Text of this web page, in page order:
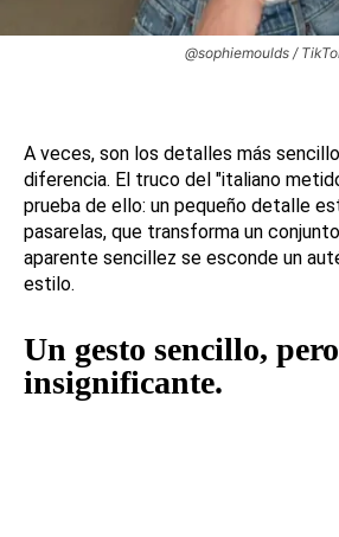
@sophiemoulds /
A veces, son los detalles más
diferencia. El truco del "italiano
prueba de ello: un pequeño detalle
pasarelas, que transforma un
aparente sencillez se esconde un
estilo.
Un gesto sencillo,
insignificante.